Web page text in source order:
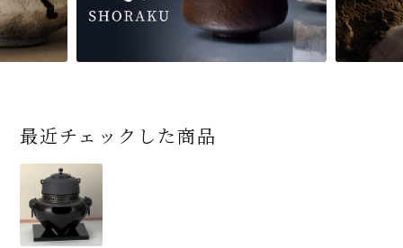
最近チェックした商品